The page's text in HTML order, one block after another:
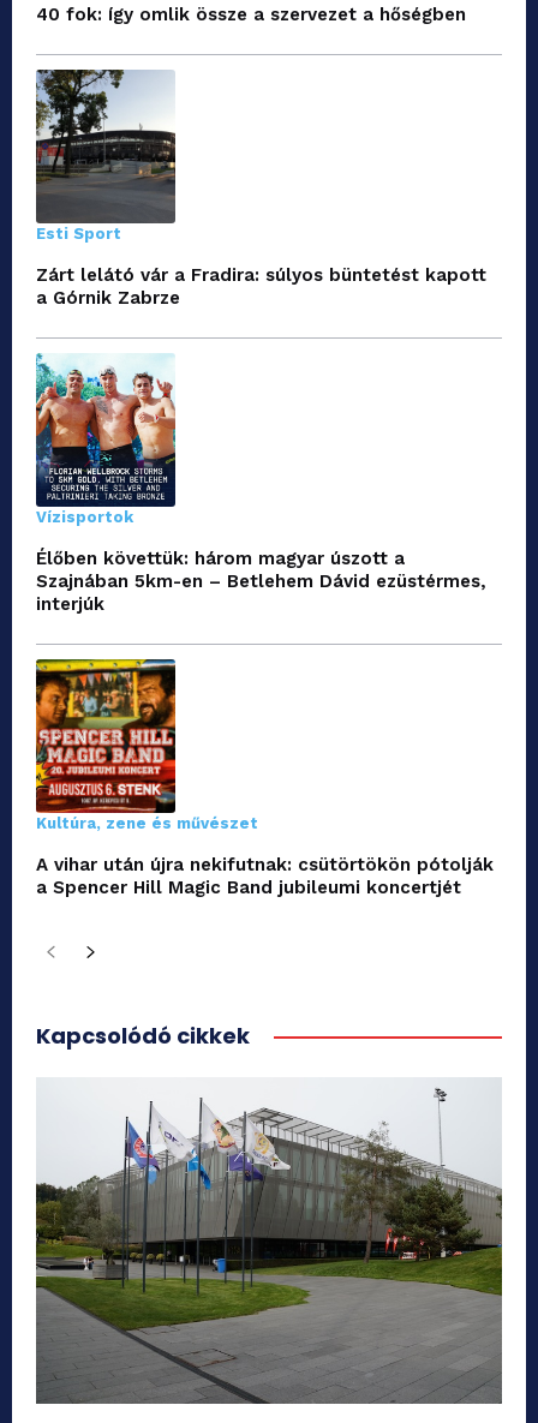
40 fok: így omlik össze a szervezet a hőségben
Esti Sport
Zárt lelátó vár a Fradira: súlyos büntetést kapott
a Górnik Zabrze
Vízisportok
Élőben követtük: három magyar úszott a
Szajnában 5km-en – Betlehem Dávid ezüstérmes,
interjúk
Kultúra, zene és művészet
A vihar után újra nekifutnak: csütörtökön pótolják
a Spencer Hill Magic Band jubileumi koncertjét
Kapcsolódó cikkek